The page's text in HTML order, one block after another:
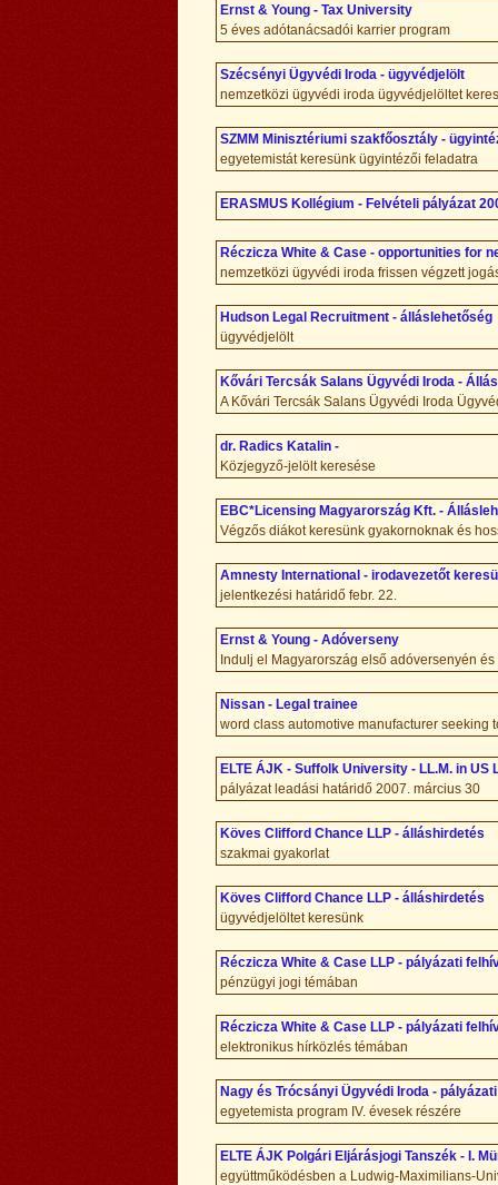
Ernst & Young - Tax University
5 éves adótanácsadói karrier program
Szécsényi Ügyvédi Iroda - ügyvédjelölt
nemzetközi ügyvédi iroda ügyvédjelöltet keres
SZMM Minisztériumi szakfőosztály -
egyetemistát keresünk ügyintézői feladatra
ERASMUS Kollégium - Felvételi pályázat
Réczicza White & Case - opportunities for
nemzetközi ügyvédi iroda frissen végzett
Hudson Legal Recruitment - álláslehetőség
ügyvédjelölt
Kővári Tercsák Salans Ügyvédi Iroda -
A Kővári Tercsák Salans Ügyvédi Iroda
dr. Radics Katalin -
Közjegyző-jelölt keresése
EBC*Licensing Magyarország Kft. -
Végzős diákot keresünk gyakornoknak és
Amnesty International - irodavezetőt
jelentkezési határidő febr. 22.
Ernst & Young - Adóverseny
Indulj el Magyarország első adóversenyén
Nissan - Legal trainee
word class automotive manufacturer seeking
ELTE ÁJK - Suffolk University - LL.M. in
pályázat leadási határidő 2007. március 30
Köves Clifford Chance LLP - álláshirdetés
szakmai gyakorlat
Köves Clifford Chance LLP - álláshirdetés
ügyvédjelöltet keresünk
Réczicza White & Case LLP - pályázati
pénzügyi jogi témában
Réczicza White & Case LLP - pályázati
elektronikus hírközlés témában
Nagy és Trócsányi Ügyvédi Iroda -
egyetemista program IV. évesek részére
ELTE ÁJK Polgári Eljárásjogi Tanszék - I.
együttműködésben a Ludwig-Maximilians-